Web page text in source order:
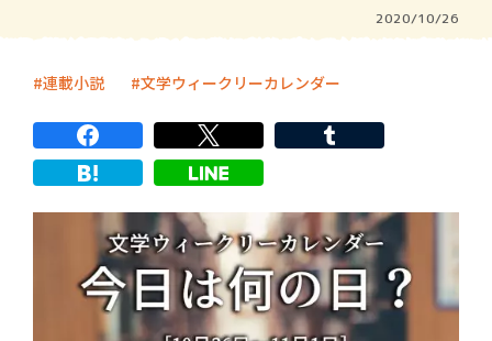
2020/10/26
連載小説 文学ウィークリーカレンダー